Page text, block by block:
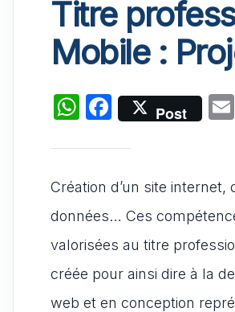
Titre
Mobile :
W
at
s
A
p
p
F
a
c
e
b
o
o
k
Post
Création d’un site internet,
données… Ces
valorisées au titre
créée pour ainsi dire à la
web et en conception